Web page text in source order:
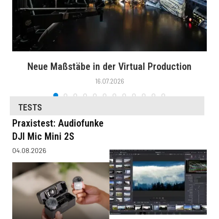
Neue Maßstäbe in der Virtual Production
16.07.2026
TESTS
Praxistest: Audiofunke
DJI Mic Mini 2S
04.08.2026